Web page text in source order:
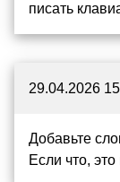
писать
29.04.2026
Добавьте
Если что,